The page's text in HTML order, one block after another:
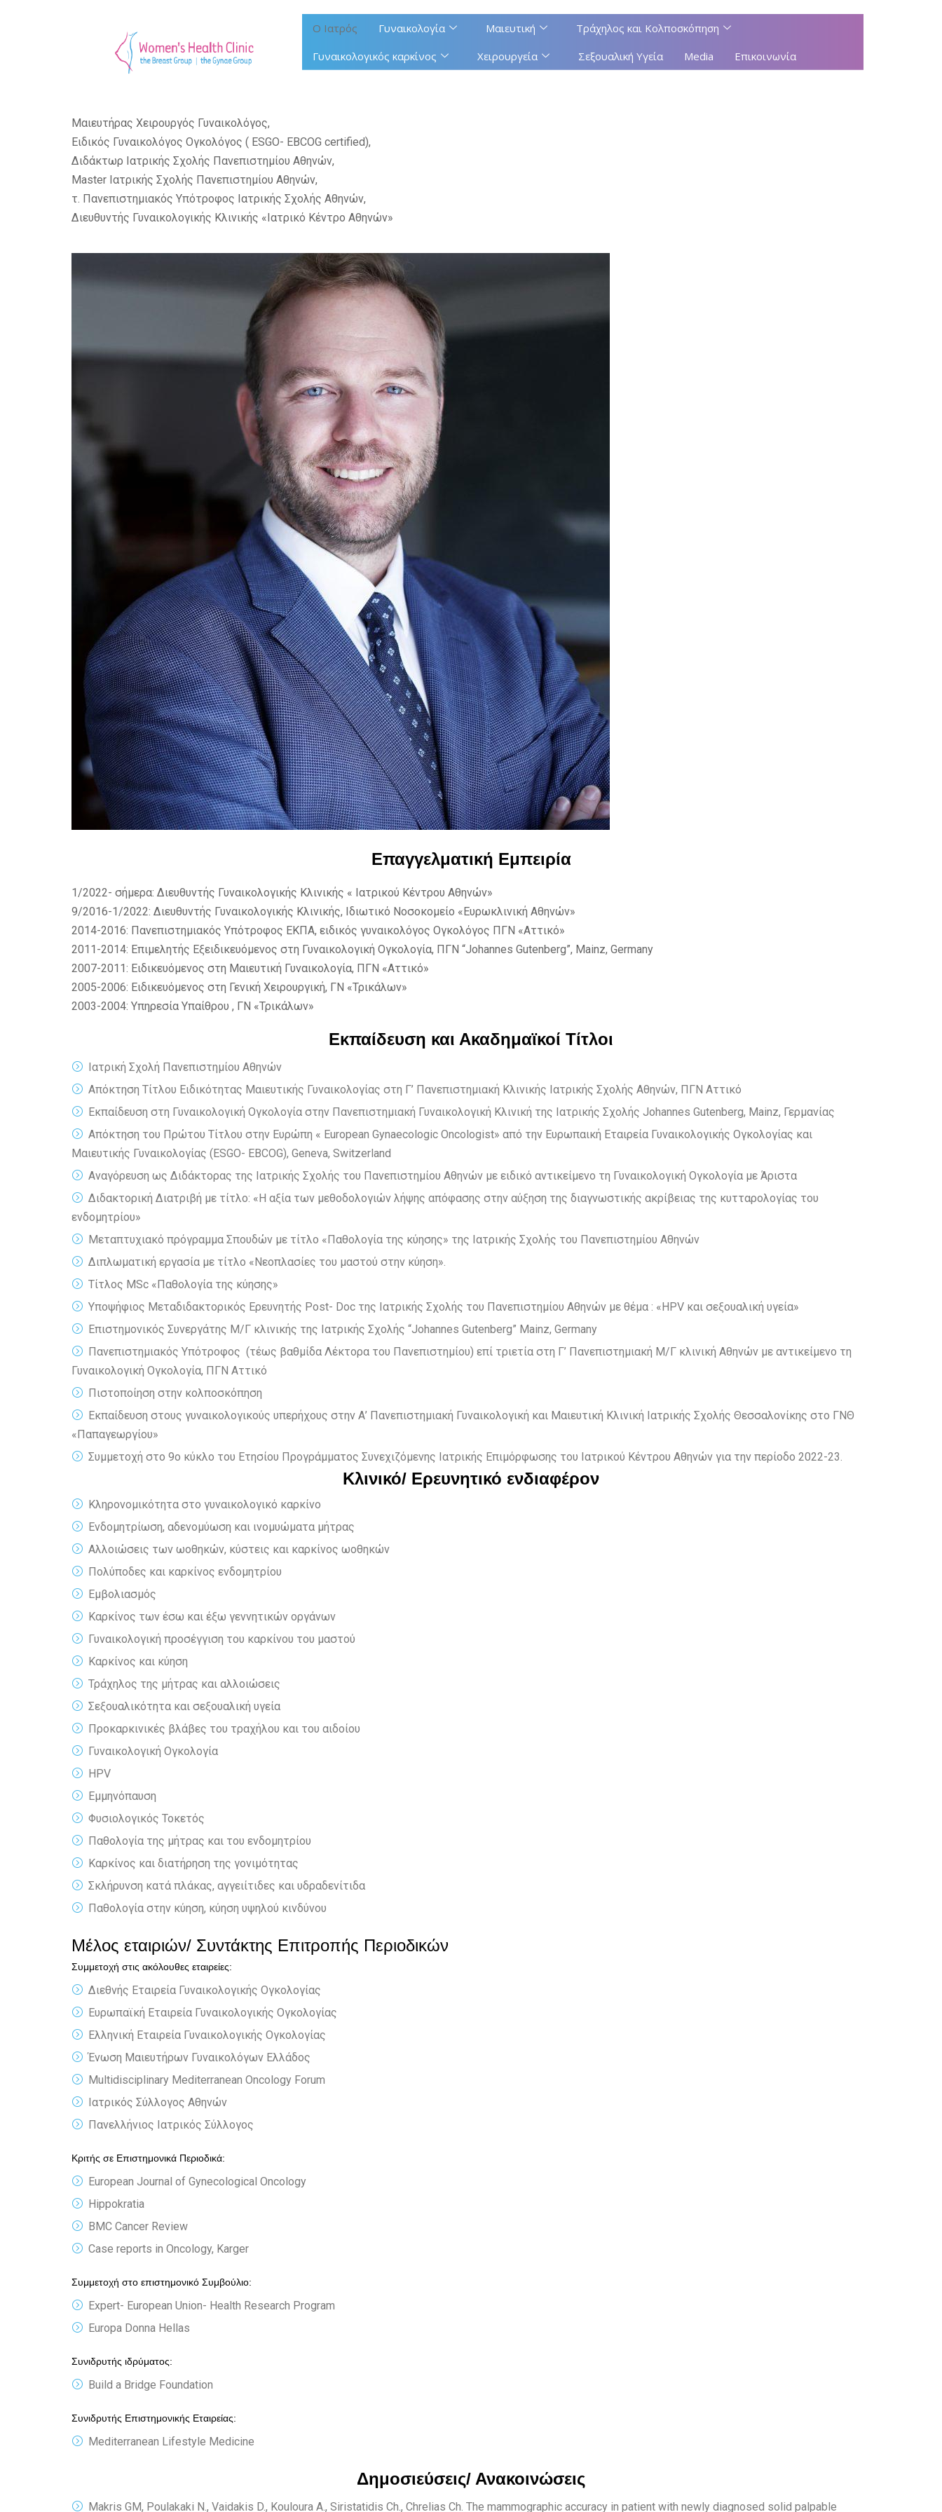
Ο Ιατρός Γυναικολογία Μαιευτική
Τράχηλος και Κολποσκόπηση
Γυναικολογικός καρκίνος
Χειρουργεία Σεξουαλική Υγεία Media Επικοινωνία
Μαιευτήρας Χειρουργός Γυναικολόγος,
Ειδικός Γυναικολόγος Ογκολόγος ( ESGO- EBCOG certified),
Διδάκτωρ Ιατρικής Σχολής Πανεπιστημίου Αθηνών,
Master Ιατρικής Σχολής Πανεπιστημίου Αθηνών,
τ. Πανεπιστημιακός Υπότροφος Ιατρικής Σχολής Αθηνών,
Διευθυντής Γυναικολογικής Κλινικής «Ιατρικό Κέντρο Αθηνών»
Επαγγελματική Εμπειρία
1/2022- σήμερα: Διευθυντής Γυναικολογικής Κλινικής « Ιατρικού Κέντρου Αθηνών»
9/2016-1/2022: Διευθυντής Γυναικολογικής Κλινικής, Ιδιωτικό Νοσοκομείο «Ευρωκλινική Αθηνών»
2014-2016: Πανεπιστημιακός Υπότροφος ΕΚΠΑ, ειδικός γυναικολόγος Ογκολόγος ΠΓΝ «Αττικό»
2011-2014: Επιμελητής Εξειδικευόμενος στη Γυναικολογική Ογκολογία, ΠΓΝ “Johannes Gutenberg”, Mainz, Germany
2007-2011: Ειδικευόμενος στη Μαιευτική Γυναικολογία, ΠΓΝ «Αττικό»
2005-2006: Ειδικευόμενος στη Γενική Χειρουργική, ΓΝ «Τρικάλων»
2003-2004: Υπηρεσία Υπαίθρου , ΓΝ «Τρικάλων»
Εκπαίδευση και Ακαδημαϊκοί Τίτλοι
Ιατρική Σχολή Πανεπιστημίου Αθηνών
Απόκτηση Τίτλου Ειδικότητας Μαιευτικής Γυναικολογίας στη Γ’ Πανεπιστημιακή Κλινικής Ιατρικής Σχολής Αθηνών, ΠΓΝ Αττικό
Εκπαίδευση στη Γυναικολογική Ογκολογία στην Πανεπιστημιακή Γυναικολογική Κλινική της Ιατρικής Σχολής Johannes Gutenberg, Mainz, Γερμανίας
Απόκτηση του Πρώτου Τίτλου στην Ευρώπη « European Gynaecologic Oncologist» από την Ευρωπαική Εταιρεία Γυναικολογικής Ογκολογίας και
Μαιευτικής Γυναικολογίας (ESGO- EBCOG), Geneva, Switzerland
Αναγόρευση ως Διδάκτορας της Ιατρικής Σχολής του Πανεπιστημίου Αθηνών με ειδικό αντικείμενο τη Γυναικολογική Ογκολογία με Άριστα
Διδακτορική Διατριβή με τίτλο: «Η αξία των μεθοδολογιών λήψης απόφασης στην αύξηση της διαγνωστικής ακρίβειας της κυτταρολογίας του
ενδομητρίου»
Μεταπτυχιακό πρόγραμμα Σπουδών με τίτλο «Παθολογία της κύησης» της Ιατρικής Σχολής του Πανεπιστημίου Αθηνών
Διπλωματική εργασία με τίτλο «Νεοπλασίες του μαστού στην κύηση».
Τίτλος MSc «Παθολογία της κύησης»
Υποψήφιος Μεταδιδακτορικός Ερευνητής Post- Doc της Ιατρικής Σχολής του Πανεπιστημίου Αθηνών με θέμα : «HPV και σεξουαλική υγεία»
Επιστημονικός Συνεργάτης Μ/Γ κλινικής της Ιατρικής Σχολής “Johannes Gutenberg” Mainz, Germany
Πανεπιστημιακός Υπότροφος (τέως βαθμίδα Λέκτορα του Πανεπιστημίου) επί τριετία στη Γ’ Πανεπιστημιακή Μ/Γ κλινική Αθηνών με αντικείμενο τη
Γυναικολογική Ογκολογία, ΠΓΝ Αττικό
Πιστοποίηση στην κολποσκόπηση
Εκπαίδευση στους γυναικολογικούς υπερήχους στην Α’ Πανεπιστημιακή Γυναικολογική και Μαιευτική Κλινική Ιατρικής Σχολής Θεσσαλονίκης στο ΓΝΘ
«Παπαγεωργίου»
Συμμετοχή στο 9ο κύκλο του Ετησίου Προγράμματος Συνεχιζόμενης Ιατρικής Επιμόρφωσης του Ιατρικού Κέντρου Αθηνών για την περίοδο 2022-23.
Κλινικό/ Ερευνητικό ενδιαφέρον
Κληρονομικότητα στο γυναικολογικό καρκίνο
Ενδομητρίωση, αδενομύωση και ινομυώματα μήτρας
Αλλοιώσεις των ωοθηκών, κύστεις και καρκίνος ωοθηκών
Πολύποδες και καρκίνος ενδομητρίου
Εμβολιασμός
Καρκίνος των έσω και έξω γεννητικών οργάνων
Γυναικολογική προσέγγιση του καρκίνου του μαστού
Καρκίνος και κύηση
Τράχηλος της μήτρας και αλλοιώσεις
Σεξουαλικότητα και σεξουαλική υγεία
Προκαρκινικές βλάβες του τραχήλου και του αιδοίου
Γυναικολογική Ογκολογία
HPV
Εμμηνόπαυση
Φυσιολογικός Τοκετός
Παθολογία της μήτρας και του ενδομητρίου
Καρκίνος και διατήρηση της γονιμότητας
Σκλήρυνση κατά πλάκας, αγγειίτιδες και υδραδενίτιδα
Παθολογία στην κύηση, κύηση υψηλού κινδύνου
Μέλος εταιριών/ Συντάκτης Επιτροπής Περιοδικών
Συμμετοχή στις ακόλουθες εταιρείες:
Διεθνής Εταιρεία Γυναικολογικής Ογκολογίας
Ευρωπαϊκή Εταιρεία Γυναικολογικής Ογκολογίας
Ελληνική Εταιρεία Γυναικολογικής Ογκολογίας
Ένωση Μαιευτήρων Γυναικολόγων Ελλάδος
Multidisciplinary Mediterranean Oncology Forum
Ιατρικός Σύλλογος Αθηνών
Πανελλήνιος Ιατρικός Σύλλογος
Κριτής σε Επιστημονικά Περιοδικά:
European Journal of Gynecological Oncology
Hippokratia
BMC Cancer Review
Case reports in Oncology, Karger
Συμμετοχή στο επιστημονικό Συμβούλιο:
Expert- European Union- Health Research Program
Europa Donna Hellas
Συνιδρυτής ιδρύματος:
Build a Bridge Foundation
Συνιδρυτής Επιστημονικής Εταιρείας:
Mediterranean Lifestyle Medicine
Δημοσιεύσεις/ Ανακοινώσεις
Makris GM, Poulakaki N., Vaidakis D., Kouloura A., Siristatidis Ch., Chrelias Ch. The mammographic accuracy in patient with newly diagnosed solid palpable